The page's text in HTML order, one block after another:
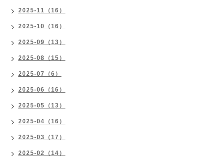
2025-11（16）
2025-10（16）
2025-09（13）
2025-08（15）
2025-07（6）
2025-06（16）
2025-05（13）
2025-04（16）
2025-03（17）
2025-02（14）